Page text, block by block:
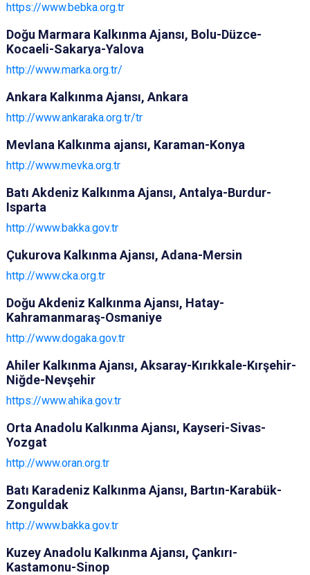
https://www.bebka.org.tr
Doğu Marmara Kalkınma Ajansı, Bolu-Düzce-
Kocaeli-Sakarya-Yalova
http://www.marka.org.tr/
Ankara Kalkınma Ajansı, Ankara
http://www.ankaraka.org.tr/tr
Mevlana Kalkınma ajansı, Karaman-Konya
http://www.mevka.org.tr
Batı Akdeniz Kalkınma Ajansı, Antalya-Burdur-
Isparta
http://www.bakka.gov.tr
Çukurova Kalkınma Ajansı, Adana-Mersin
http://www.cka.org.tr
Doğu Akdeniz Kalkınma Ajansı, Hatay-
Kahramanmaraş-Osmaniye
http://www.dogaka.gov.tr
Ahiler Kalkınma Ajansı, Aksaray-Kırıkkale-Kırşehir-
Niğde-Nevşehir
https://www.ahika.gov.tr
Orta Anadolu Kalkınma Ajansı, Kayseri-Sivas-
Yozgat
http://www.oran.org.tr
Batı Karadeniz Kalkınma Ajansı, Bartın-Karabük-
Zonguldak
http://www.bakka.gov.tr
Kuzey Anadolu Kalkınma Ajansı, Çankırı-
Kastamonu-Sinop